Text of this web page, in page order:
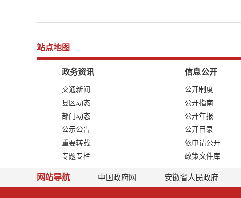
站点地图
政务资讯
交通新闻
县区动态
部门动态
公示公告
重要转载
专题专栏
信息公开
公开制度
公开指南
公开年报
公开目录
依申请公开
政策文件库
网站导航 中国政府网 安徽省人民政府